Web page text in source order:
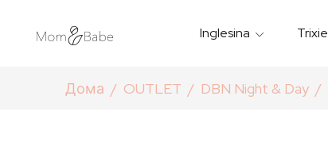
Inglesina Trixie
Дома OUTLET DBN Night & Day